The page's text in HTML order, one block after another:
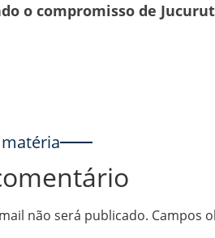
o compromisso de
não será publicado. Campos